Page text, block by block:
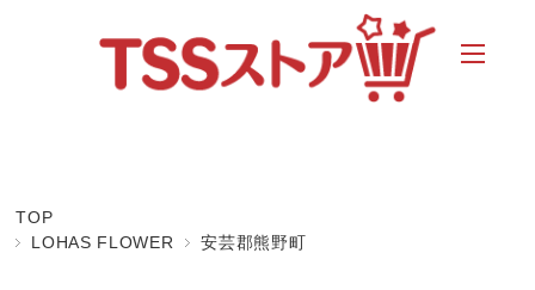
TOP
LOHAS FLOWER
安芸郡熊野町